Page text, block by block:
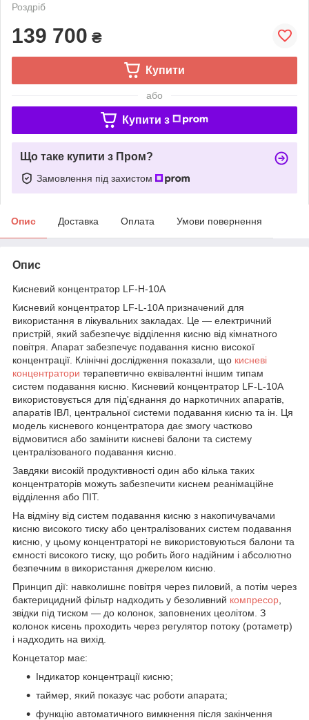
Роздріб
139 700 ₴
Купити
або
Купити з
Що таке купити з Пром?
Замовлення під захистом
Опис Доставка Оплата Умови повернення
Опис
Кисневий концентратор LF-H-10A
Кисневий концентратор LF-L-10A призначений для
використання в лікувальних закладах. Це — електричний
пристрій, який забезпечує відділення кисню від кімнатного
повітря. Апарат забезпечує подавання кисню високої
концентрації. Клінічні дослідження показали, що кисневі
концентратори терапевтично еквівалентні іншим типам
систем подавання кисню. Кисневий концентратор LF-L-10A
використовується для під'єднання до наркотичних апаратів,
апаратів ІВЛ, центральної системи подавання кисню та ін. Ця
модель кисневого концентратора дає змогу частково
відмовитися або замінити кисневі балони та систему
централізованого подавання кисню.
Завдяки високій продуктивності один або кілька таких
концентраторів можуть забезпечити киснем реанімаційне
відділення або ПІТ.
На відміну від систем подавання кисню з накопичувачами
кисню високого тиску або централізованих систем подавання
кисню, у цьому концентраторі не використовуються балони та
ємності високого тиску, що робить його надійним і абсолютно
безпечним в використання джерелом кисню.
Принцип дії: навколишнє повітря через пиловий, а потім через
бактерицидний фільтр надходить у безоливний компресор
звідки під тиском — до колонок, заповнених цеолітом. З
колонок кисень проходить через регулятор потоку (ротаметр)
і надходить на вихід.
Концетатор має:
Індикатор концентрації кисню;
таймер, який показує час роботи апарата;
функцію автоматичного вимкнення після закінчення